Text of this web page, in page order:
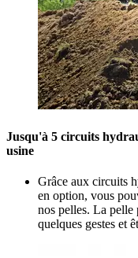
Jusqu'à 5 circuits
usine
Grâce aux circuits
en option, vous
nos pelles. La pelle
quelques gestes et